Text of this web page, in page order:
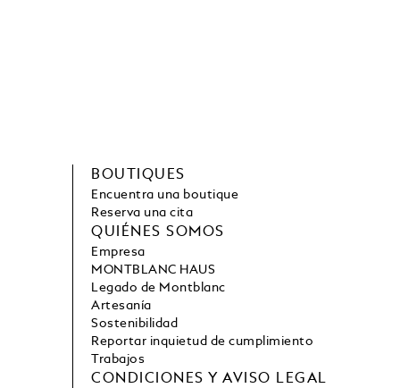
BOUTIQUES
Encuentra una boutique
Reserva una cita
QUIÉNES SOMOS
Empresa
MONTBLANC HAUS
Legado de Montblanc
Artesanía
Sostenibilidad
Reportar inquietud de cumplimiento
Trabajos
CONDICIONES Y AVISO LEGAL